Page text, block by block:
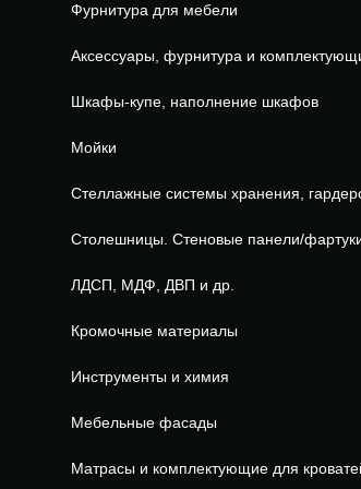
Фурнитура для мебели
Аксессуары, фурнитура и
Шкафы-купе, наполнение шкафов
Мойки
Стеллажные системы хранения,
Столешницы. Стеновые панели/
ЛДСП, МДФ, ДВП и др.
Кромочные материалы
Инструменты и химия
Мебельные фасады
Матрасы и комплектующие для